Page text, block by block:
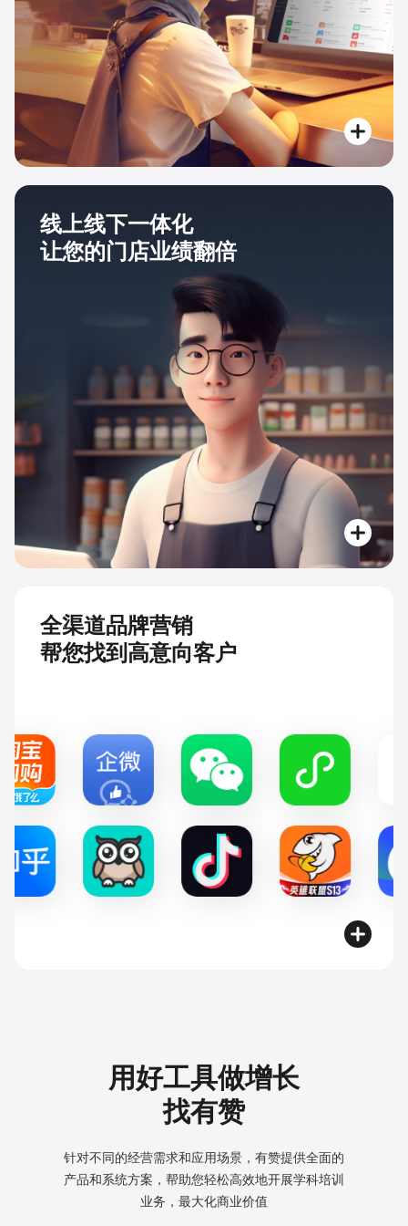
线上线下一体化
让您的门店业绩翻倍
全渠道品牌营销
帮您找到高意向客户
用好工具做增长
找有赞
针对不同的经营需求和应用场景，有赞提供全面的
产品和系统方案， 帮助您轻松高效地开展学科培训
业务，最大化商业价值